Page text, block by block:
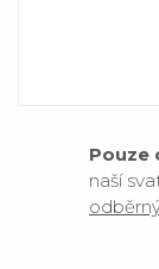
Pouze
naší